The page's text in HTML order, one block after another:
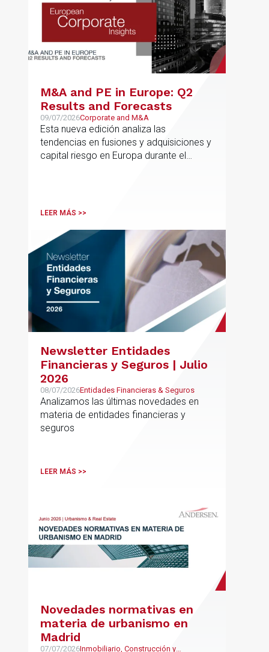
M&A and PE in Europe: Q2
Results and Forecasts
09/07/2026Corporate and M&A
Esta nueva edición analiza las
tendencias en fusiones y adquisiciones y
capital riesgo en Europa durante el
LEER MÁS >>
Newsletter Entidades
Financieras y Seguros | Julio
2026
08/07/2026Entidades Financieras & Seguros
Analizamos las últimas novedades en
materia de entidades financieras y
seguros
LEER MÁS >>
Novedades normativas en
materia de urbanismo en
Madrid
07/07/2026Inmobiliario, Construcción y